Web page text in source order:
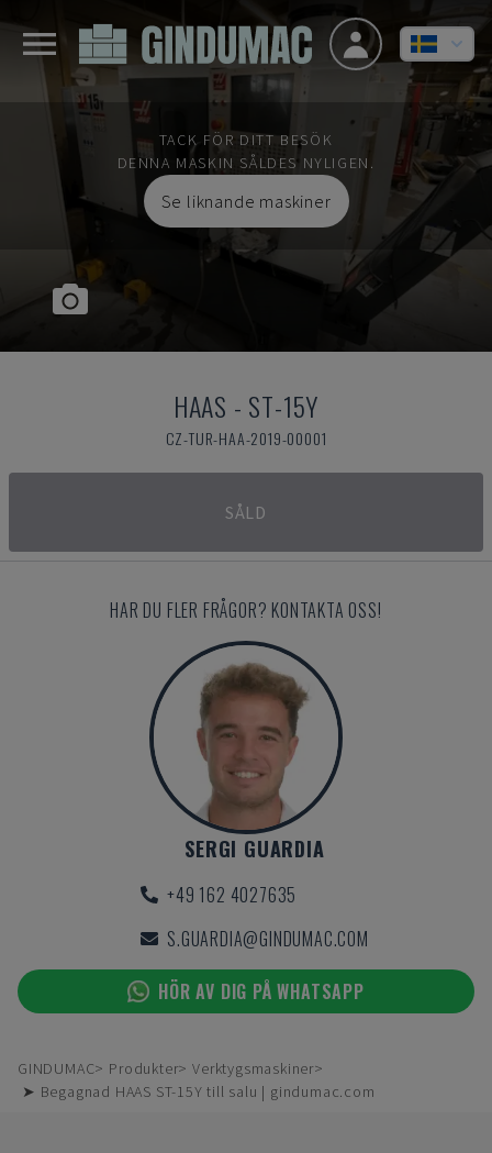
TACK FÖR DITT BESÖK
DENNA MASKIN SÅLDES NYLIGEN.
Se liknande maskiner
HAAS - ST-15Y
CZ-TUR-HAA-2019-00001
SÅLD
HAR DU FLER FRÅGOR? KONTAKTA OSS!
SERGI GUARDIA
+49 162 4027635
S.GUARDIA@GINDUMAC.COM
HÖR AV DIG PÅ WHATSAPP
GINDUMAC Produkter
Verktygsmaskiner
➤ Begagnad HAAS ST-15Y till salu | gindumac.com